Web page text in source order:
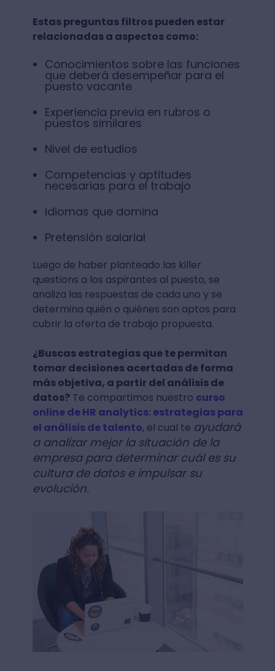
Estas preguntas filtros pueden estar
relacionadas a aspectos como:
Conocimientos sobre las funciones
que deberá desempeñar para el
puesto vacante
Experiencia previa en rubros o
puestos similares
Nivel de estudios
Competencias y aptitudes
necesarias para el trabajo
Idiomas que domina
Pretensión salarial
Luego de haber planteado las killer
questions a los aspirantes al puesto, se
analiza las respuestas de cada uno y se
determina quién o quiénes son aptos para
cubrir la oferta de trabajo propuesta.
¿Buscas estrategias que te permitan
tomar decisiones acertadas de forma
más objetiva, a partir del análisis de
datos?Te compartimos nuestro curso
online de HR analytics: estrategias para
el análisis de talento, el cual te ayudará
a analizar mejor la situación de la
empresa para determinar cuál es su
cultura de datos e impulsar su
evolución.